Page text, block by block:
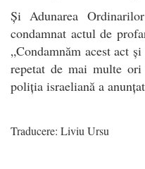
Și Adunarea
condamnat actul de
„Condamnăm acest act
repetat de mai multe
poliția israeliană a
Traducere: Liviu Ursu